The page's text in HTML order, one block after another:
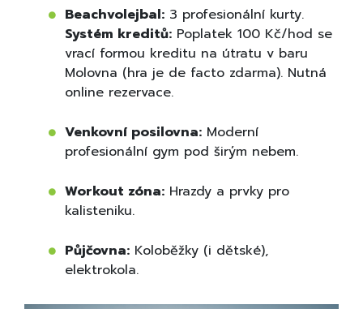
Beachvolejbal: 3 profesionální kurty.
Systém kreditů: Poplatek 100 Kč/hod se
vrací formou kreditu na útratu v baru
Molovna (hra je de facto zdarma). Nutná
online rezervace.
Venkovní posilovna: Moderní
profesionální gym pod širým nebem.
Workout zóna: Hrazdy a prvky pro
kalisteniku.
Půjčovna: Koloběžky (i dětské),
elektrokola.